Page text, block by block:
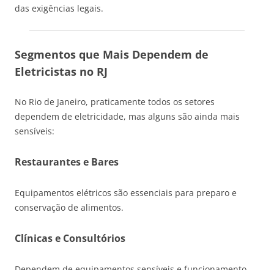
das exigências legais.
Segmentos que Mais Dependem de
Eletricistas no RJ
No Rio de Janeiro, praticamente todos os setores
dependem de eletricidade, mas alguns são ainda mais
sensíveis:
Restaurantes e Bares
Equipamentos elétricos são essenciais para preparo e
conservação de alimentos.
Clínicas e Consultórios